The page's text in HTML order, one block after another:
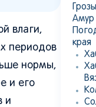
влаги,
периодов
нормы,
и его
и
Амур
края